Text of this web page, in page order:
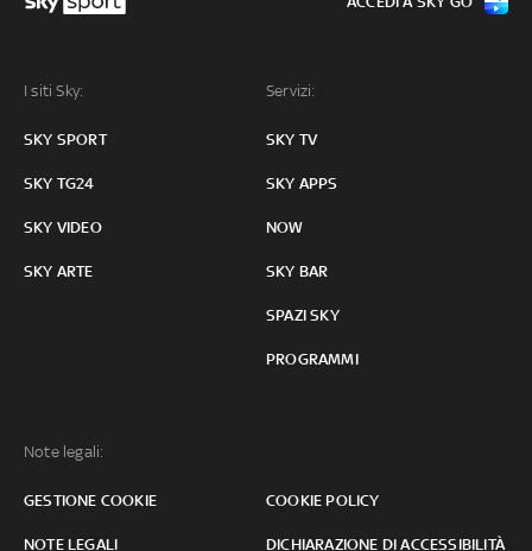
I siti Sky:
SKY SPORT
SKY TG24
SKY VIDEO
SKY ARTE
Servizi:
SKY TV
SKY APPS
NOW
SKY BAR
SPAZI SKY
PROGRAMMI
Note legali:
GESTIONE COOKIE COOKIE POLICY
NOTE LEGALI DICHIARAZIONE DI ACCESSIBILITÀ